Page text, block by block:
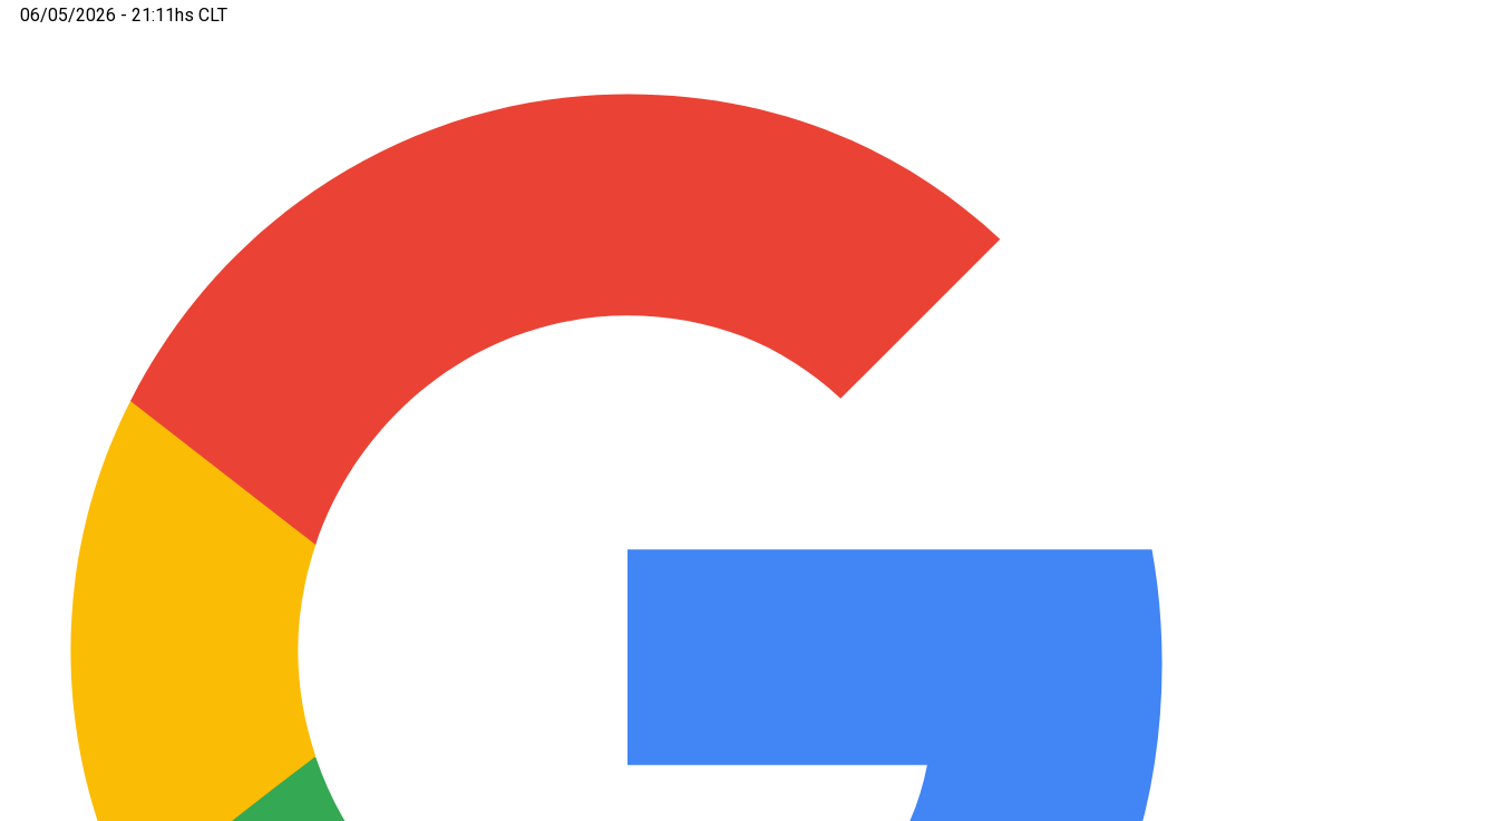
06/05/2026 - 21:11hs CLT